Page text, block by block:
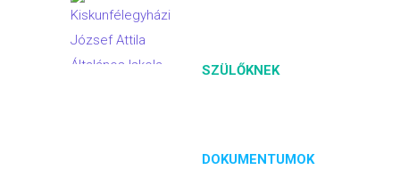
SZÜLŐKNEK
DOKUMENTUMOK